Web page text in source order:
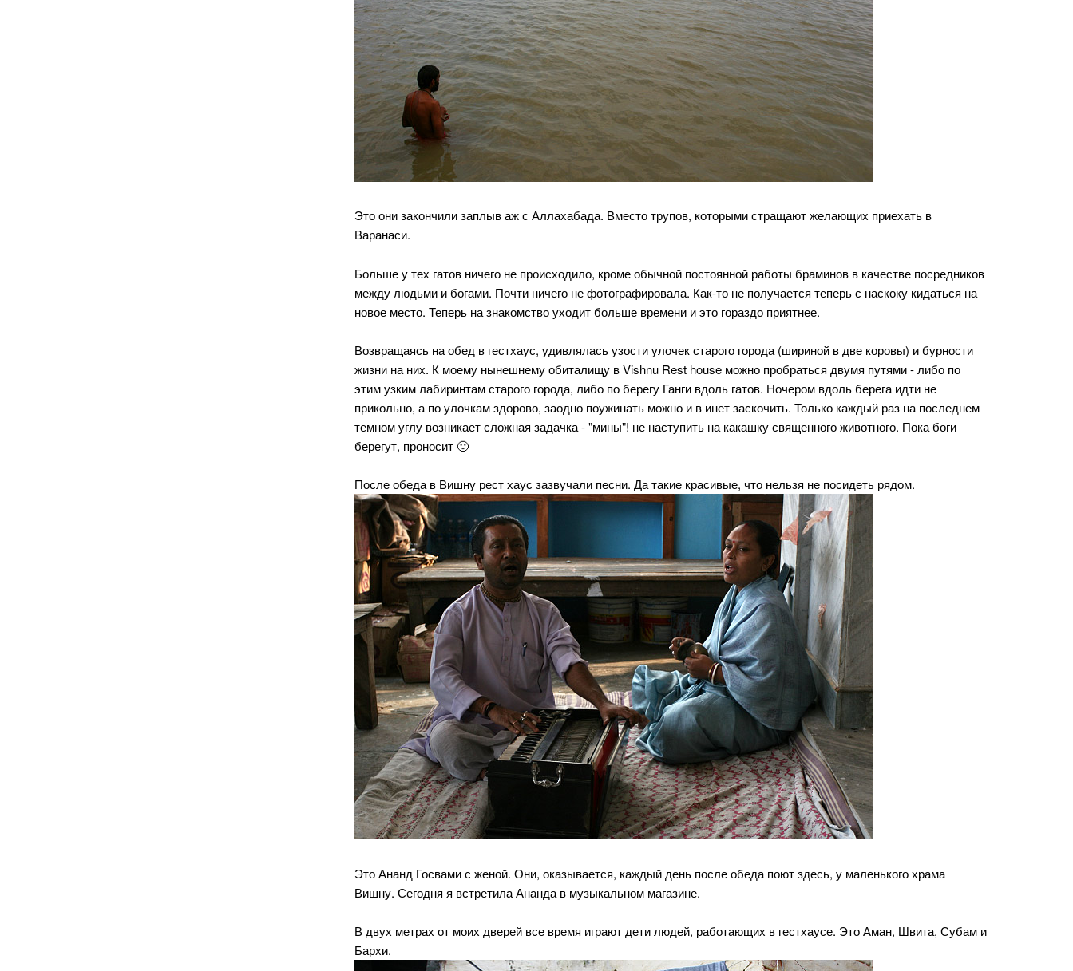
Это они закончили заплыв аж с Аллахабада. Вместо трупов, которыми стращают желающих приехать в
Варанаси.
Больше у тех гатов ничего не происходило, кроме обычной постоянной работы браминов в качестве посредников
между людьми и богами. Почти ничего не фотографировала. Как-то не получается теперь с наскоку кидаться на
новое место. Теперь на знакомство уходит больше времени и это гораздо приятнее.
Возвращаясь на обед в гестхаус, удивлялась узости улочек старого города (шириной в две коровы) и бурности
жизни на них. К моему нынешнему обиталищу в Vishnu Rest house можно пробраться двумя путями - либо по
этим узким лабиринтам старого города, либо по берегу Ганги вдоль гатов. Ночером вдоль берега идти не
прикольно, а по улочкам здорово, заодно поужинать можно и в инет заскочить. Только каждый раз на последнем
темном углу возникает сложная задачка - "мины"! не наступить на какашку священного животного. Пока боги
берегут, проносит 🙂
После обеда в Вишну рест хаус зазвучали песни. Да такие красивые, что нельзя не посидеть рядом.
Это Ананд Госвами с женой. Они, оказывается, каждый день после обеда поют здесь, у маленького храма
Вишну. Сегодня я встретила Ананда в музыкальном магазине.
В двух метрах от моих дверей все время играют дети людей, работающих в гестхаусе. Это Аман, Швита, Субам и
Бархи.